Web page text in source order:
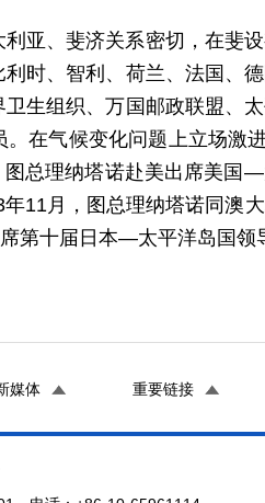
亚、斐济关系密切，在斐
时、智利、荷兰、法国、
生组织、万国邮政联盟、
在气候变化问题上立场激
总理纳塔诺赴美出席美国—
11月，图总理纳塔诺同澳
第十届日本—太平洋岛国领
媒体 重要链接